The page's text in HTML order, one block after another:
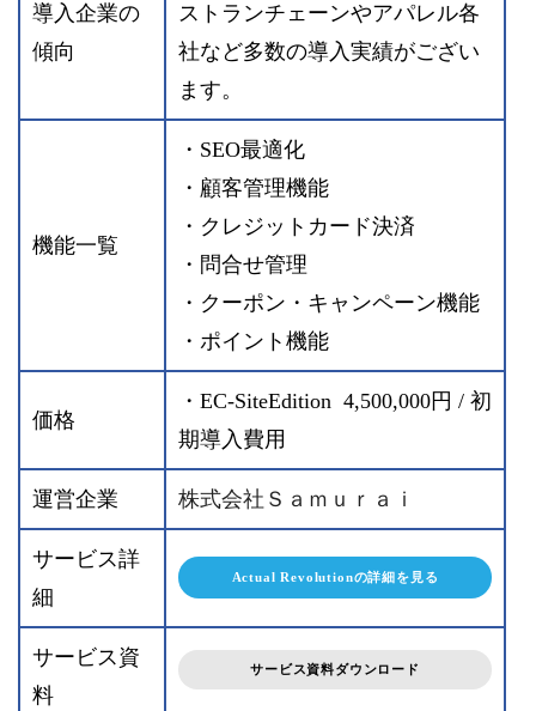
導入企業の
傾向
ストランチェーンやアパレル各
社など多数の導入実績がござい
ます。
機能一覧
・SEO最適化
・顧客管理機能
・クレジットカード決済
・問合せ管理
・クーポン・キャンペーン機能
・ポイント機能
価格
・EC-SiteEdition 4,500,000円 / 初
期導入費用
運営企業 株式会社Ｓａｍｕｒａｉ
サービス詳
細
Actual Revolutionの詳細を見る
サービス資
料
サービス資料ダウンロード